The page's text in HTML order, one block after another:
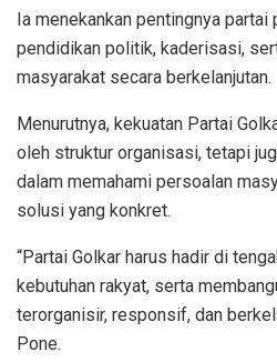
Ia menekankan pentingnya
pendidikan politik, kaderisasi,
masyarakat secara berkelanjutan.
Menurutnya, kekuatan Partai
oleh struktur organisasi, tetapi
dalam memahami persoalan
solusi yang konkret.
“Partai Golkar harus hadir di
kebutuhan rakyat, serta
terorganisir, responsif, dan
Pone.